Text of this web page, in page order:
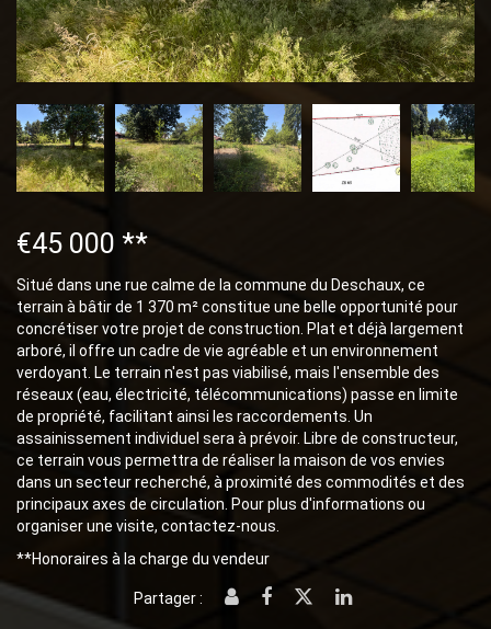
€45 000 **
Situé dans une rue calme de la commune du Deschaux, ce
terrain à bâtir de 1 370 m² constitue une belle opportunité pour
concrétiser votre projet de construction. Plat et déjà largement
arboré, il offre un cadre de vie agréable et un environnement
verdoyant. Le terrain n'est pas viabilisé, mais l'ensemble des
réseaux (eau, électricité, télécommunications) passe en limite
de propriété, facilitant ainsi les raccordements. Un
assainissement individuel sera à prévoir. Libre de constructeur,
ce terrain vous permettra de réaliser la maison de vos envies
dans un secteur recherché, à proximité des commodités et des
principaux axes de circulation. Pour plus d'informations ou
organiser une visite, contactez-nous.
**Honoraires à la charge du vendeur
Partager :